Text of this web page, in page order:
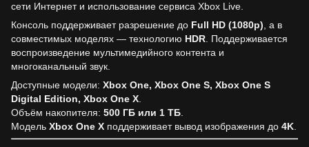
сети Интернет и использование сервиса Xbox Live.
Консоль поддерживает разрешение до Full HD (1080p) , а в
совместимых моделях — технологию HDR . Поддерживается
воспроизведение мультимедийного контента и
многоканальный звук.
Доступные модели: Xbox One, Xbox One S, Xbox One S
Digital Edition, Xbox One X
Объём накопителя: 500 ГБ или 1 ТБ
Модель Xbox One X поддерживает вывод изображения до 4K